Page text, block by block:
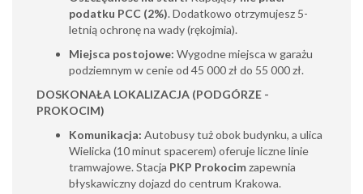
podatku PCC (2%). Dodatkowo otrzymujesz 5-
letnią ochronę na wady (rękojmia).
Miejsca postojowe: Wygodne miejsca w garażu
podziemnym w cenie od 45 000 zł do 55 000 zł.
DOSKONAŁA LOKALIZACJA (PODGÓRZE -
PROKOCIM)
Komunikacja: Autobusy tuż obok budynku, a ulica
Wielicka (10 minut spacerem) oferuje liczne linie
tramwajowe. Stacja PKP Prokocimzapewnia
błyskawiczny dojazd do centrum Krakowa.